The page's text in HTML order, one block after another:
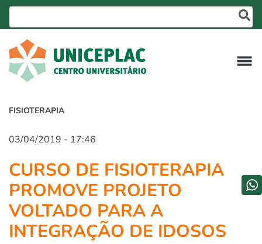
FISIOTERAPIA
03/04/2019 - 17:46
CURSO DE FISIOTERAPIA
PROMOVE PROJETO
VOLTADO PARA A
INTEGRAÇÃO DE IDOSOS